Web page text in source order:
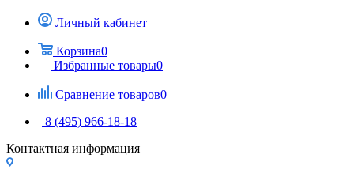
Личный кабинет
Корзина0
Избранные товары0
Сравнение товаров0
8 (495) 966-18-18
Контактная информация